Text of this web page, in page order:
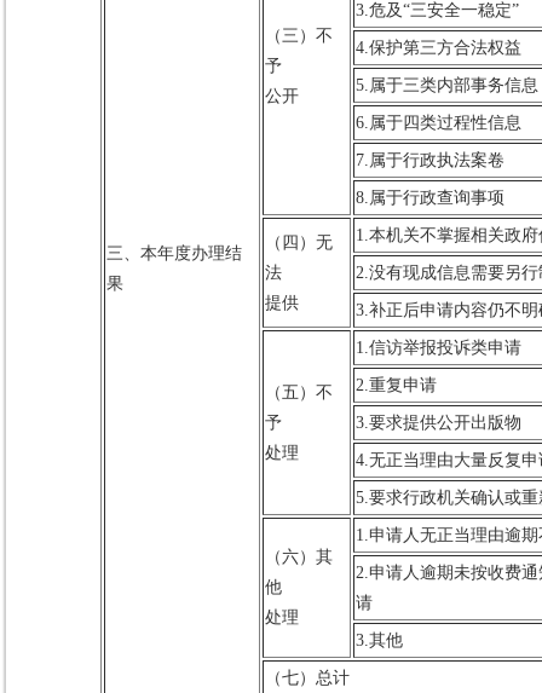
三、本年度办理结
果
（三）不
予
公开
3.危及“三安全一稳定”
4.保护第三方合法权益
5.属于三类内部事务信息
6.属于四类过程性信息
7.属于行政执法案卷
8.属于行政查询事项
（四）无
法
提供
1.本机关不掌握相关政府
2.没有现成信息需要另行
3.补正后申请内容仍不明
（五）不
予
处理
1.信访举报投诉类申请
2.重复申请
3.要求提供公开出版物
4.无正当理由大量反复申
5.要求行政机关确认或
（六）其
他
处理
1.申请人无正当理由逾
2.申请人逾期未按收费
请
3.其他
（七）总计